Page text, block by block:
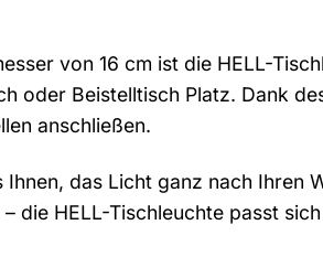
von 16 cm ist die HELL-
oder Beistelltisch Platz. Dank
anschließen.
das Licht ganz nach Ihren
die HELL-Tischleuchte passt